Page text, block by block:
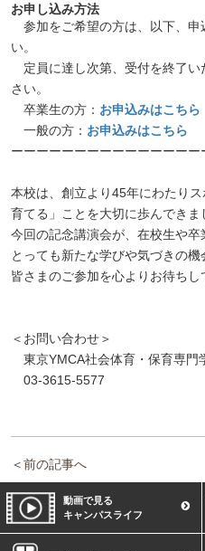
お申し込み方法
参加をご希望の方は、以下、申
い。
定員に達し次第、受付を終了い
さい。
卒業生の方： お申込みはこちら
一般の方： お申込みはこちら
ーーーーーーーーーーーーーーー
本校は、創立より45年にわたり
育てる」ことを大切に歩んできま
今回の記念講演会が、在校生や
とっても新たな学びや気づきの機
皆さまのご参加を心よりお待ちし
＜お問い合わせ＞
東京YMCA社会体育・保育専門
03-3615-5577
＜前の記事へ
動画で見る
キャンパスライフ